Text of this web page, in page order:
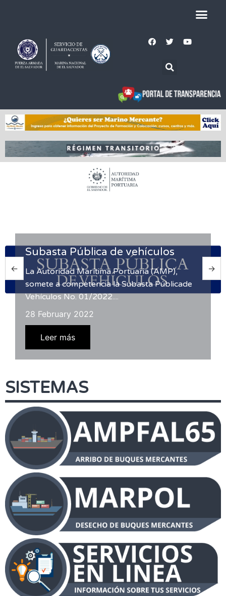
Subasta Pública de vehículos
La Autoridad Marítima Portuaria (AMP),
somete a competencia la Subasta Públicade
Vehículos No. 01/2022....
28 February 2022
Leer más
SISTEMAS